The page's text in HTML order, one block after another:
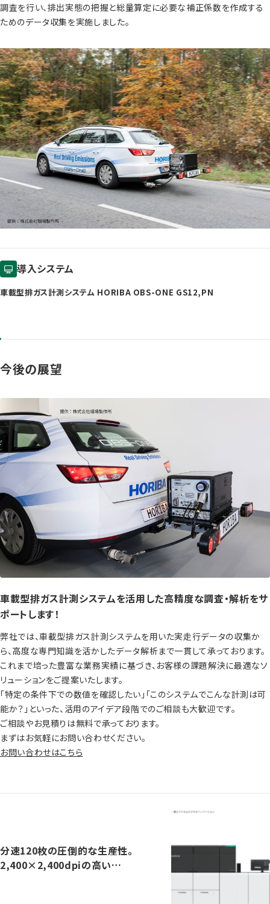
調査を行い、排出実態の把握と総量算定に必要な補正係数を作成する
ためのデータ収集を実施しました。
導入システム
車載型排ガス計測システム HORIBA OBS-ONE GS12,PN
今後の展望
車載型排ガス計測システムを活用した高精度な調査・解析をサ
ポートします！
弊社では、車載型排ガス計測システムを用いた実走行データの収集か
ら、高度な専門知識を活かしたデータ解析まで一貫して承っております。
これまで培った豊富な業務実績に基づき、お客様の課題解決に最適なソ
リューションをご提案いたします。
「特定の条件下での数値を確認したい」「このシステムでこんな計測は可
能か？」といった、活用のアイデア段階でのご相談も大歓迎です。
ご相談やお見積りは無料で承っております。
まずはお気軽にお問い合わせください。
お問い合わせはこちら
分速120枚の圧倒的な生産性。
2,400×2,400dpiの高い…